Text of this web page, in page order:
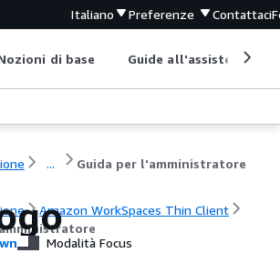
Italiano Preferenze Contattaci
di base Guide all'assistenza
... Guida per l'amministratore
Amazon WorkSpaces Thin Client
Modalità Focus